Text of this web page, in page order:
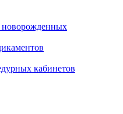
новорожденных
кабинетов